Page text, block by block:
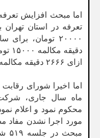
اما مبحث افزایش
ازای ۲۶۶۶ دقیقه مکالمه معادل ۱۰۰۰۰ تومان مشخص شده بود.
ماه سال جاری، شرکت
محکوم نمود و اعلام